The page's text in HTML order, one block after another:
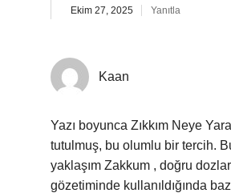
Ekim 27, 2025 Yanıtla
Kaan
Yazı boyunca Zıkkım Neye
tutulmuş, bu olumlu bir tercih.
yaklaşım Zakkum , doğru
gözetiminde kullanıldığında